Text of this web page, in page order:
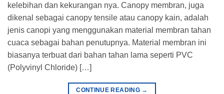
kelebihan dan kekurangan nya. Canopy membran, juga
dikenal sebagai canopy tensile atau canopy kain, adalah
jenis canopi yang menggunakan material membran tahan
cuaca sebagai bahan penutupnya. Material membran ini
biasanya terbuat dari bahan tahan lama seperti PVC
(Polyvinyl Chloride) […]
CONTINUE READING →